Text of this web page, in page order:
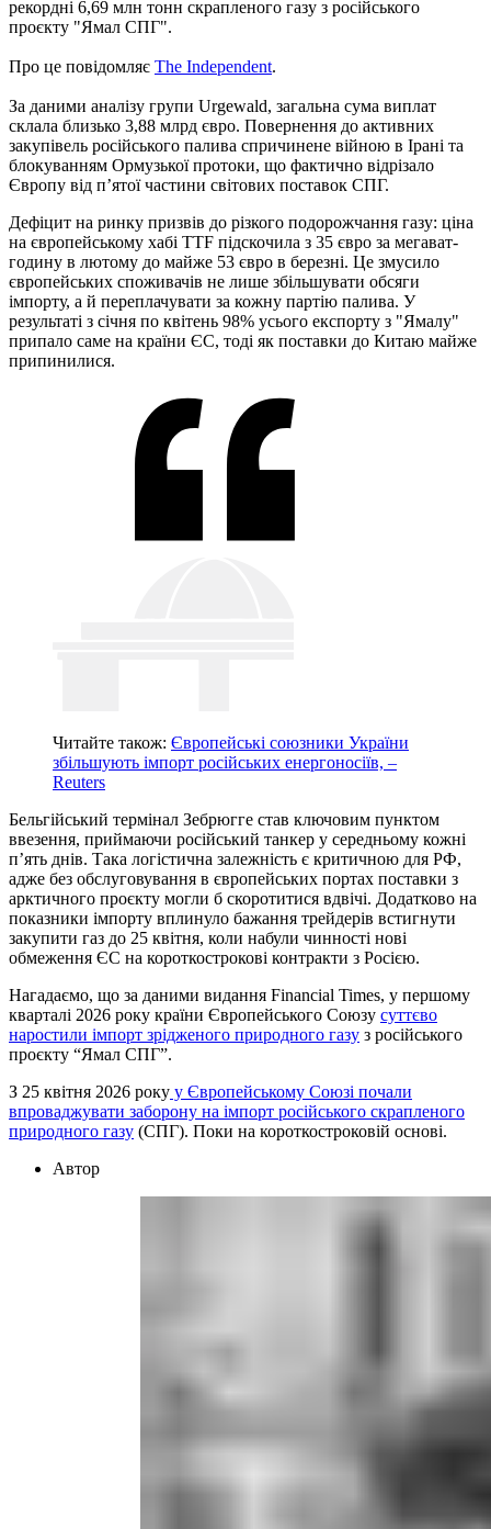
рекордні 6,69 млн тонн скрапленого газу з російського
проєкту "Ямал СПГ".
Про це повідомляє The Independent.
За даними аналізу групи Urgewald, загальна сума виплат
склала близько 3,88 млрд євро. Повернення до активних
закупівель російського палива спричинене війною в Ірані та
блокуванням Ормузької протоки, що фактично відрізало
Європу від п’ятої частини світових поставок СПГ.
Дефіцит на ринку призвів до різкого подорожчання газу: ціна
на європейському хабі TTF підскочила з 35 євро за мегават-
годину в лютому до майже 53 євро в березні. Це змусило
європейських споживачів не лише збільшувати обсяги
імпорту, а й переплачувати за кожну партію палива. У
результаті з січня по квітень 98% усього експорту з "Ямалу"
припало саме на країни ЄС, тоді як поставки до Китаю майже
припинилися.
Читайте також: Європейські союзники України
збільшують імпорт російських енергоносіїв, –
Reuters
Бельгійський термінал Зебрюгге став ключовим пунктом
ввезення, приймаючи російський танкер у середньому кожні
п’ять днів. Така логістична залежність є критичною для РФ,
адже без обслуговування в європейських портах поставки з
арктичного проєкту могли б скоротитися вдвічі. Додатково на
показники імпорту вплинуло бажання трейдерів встигнути
закупити газ до 25 квітня, коли набули чинності нові
обмеження ЄС на короткострокові контракти з Росією.
Нагадаємо, що за даними видання Financial Times, у першому
кварталі 2026 року країни Європейського Союзу суттєво
наростили імпорт зрідженого природного газу з російського
проєкту “Ямал СПГ”.
З 25 квітня 2026 року у Європейському Союзі почали
впроваджувати заборону на імпорт російського скрапленого
природного газу (СПГ). Поки на короткостроковій основі.
Автор